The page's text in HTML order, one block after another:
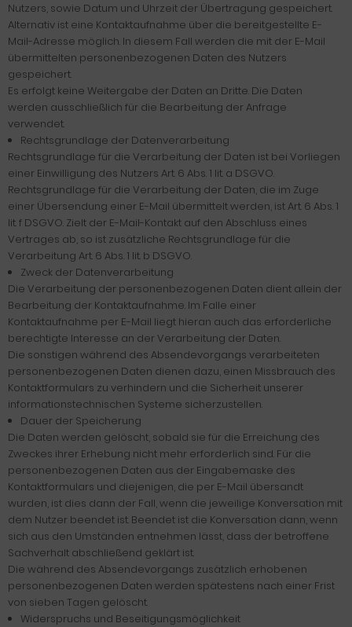
Nutzers, sowie Datum und Uhrzeit der Übertragung gespeichert.
Alternativ ist eine Kontaktaufnahme über die bereitgestellte E-
Mail-Adresse möglich. In diesem Fall werden die mit der E-Mail
übermittelten personenbezogenen Daten des Nutzers
gespeichert.
Es erfolgt keine Weitergabe der Daten an Dritte. Die Daten
werden ausschließlich für die Bearbeitung der Anfrage
verwendet.
Rechtsgrundlage der Datenverarbeitung
Rechtsgrundlage für die Verarbeitung der Daten ist bei Vorliegen
einer Einwilligung des Nutzers Art. 6 Abs. 1 lit. a DSGVO.
Rechtsgrundlage für die Verarbeitung der Daten, die im Zuge
einer Übersendung einer E-Mail übermittelt werden, ist Art. 6 Abs. 1
lit. f DSGVO. Zielt der E-Mail-Kontakt auf den Abschluss eines
Vertrages ab, so ist zusätzliche Rechtsgrundlage für die
Verarbeitung Art. 6 Abs. 1 lit. b DSGVO.
Zweck der Datenverarbeitung
Die Verarbeitung der personenbezogenen Daten dient allein der
Bearbeitung der Kontaktaufnahme. Im Falle einer
Kontaktaufnahme per E-Mail liegt hieran auch das erforderliche
berechtigte Interesse an der Verarbeitung der Daten.
Die sonstigen während des Absendevorgangs verarbeiteten
personenbezogenen Daten dienen dazu, einen Missbrauch des
Kontaktformulars zu verhindern und die Sicherheit unserer
informationstechnischen Systeme sicherzustellen.
Dauer der Speicherung
Die Daten werden gelöscht, sobald sie für die Erreichung des
Zweckes ihrer Erhebung nicht mehr erforderlich sind. Für die
personenbezogenen Daten aus der Eingabemaske des
Kontaktformulars und diejenigen, die per E-Mail übersandt
wurden, ist dies dann der Fall, wenn die jeweilige Konversation mit
dem Nutzer beendet ist. Beendet ist die Konversation dann, wenn
sich aus den Umständen entnehmen lässt, dass der betroffene
Sachverhalt abschließend geklärt ist.
Die während des Absendevorgangs zusätzlich erhobenen
personenbezogenen Daten werden spätestens nach einer Frist
von sieben Tagen gelöscht.
Widerspruchs und Beseitigungsmöglichkeit